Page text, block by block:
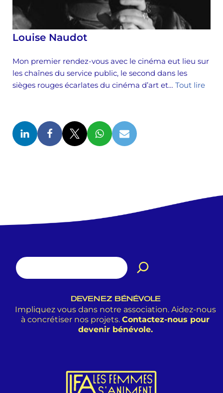
Louise Naudot
Mon premier rendez-vous avec le cinéma eut lieu sur
les chaînes du service public, le second dans les
sièges rouges écarlates du cinéma d’art et… Tout lire
DEVENEZ BÉNÉVOLE
Impliquez vous dans notre association. Aidez-nous
à concrétiser nos projets. Contactez-nous pour
devenir bénévole.